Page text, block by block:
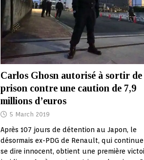
Carlos Ghosn autorisé à sortir de
prison contre une caution de 7,9
millions d’euros
5 March 2019
Après 107 jours de détention au Japon, le
désormais ex-PDG de Renault, qui
se dire innocent, obtient une première